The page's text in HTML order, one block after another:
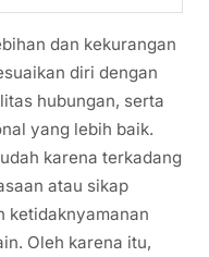
dan kekurangan
diri dengan
hubungan, serta
yang lebih baik.
karena terkadang
atau sikap
ketidaknyamanan
Oleh karena itu,